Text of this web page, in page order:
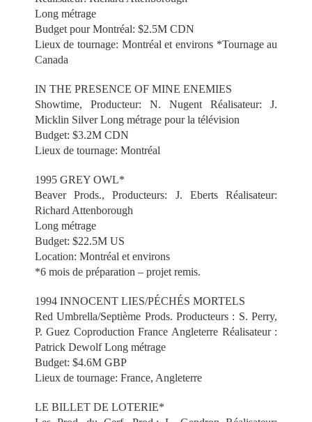
Long métrage
Budget pour Montréal: $2.5M CDN
Lieux de tournage: Montréal et environs *Tournage au
Canada
IN THE PRESENCE OF MINE ENEMIES
Showtime, Producteur: N. Nugent Réalisateur: J.
Micklin Silver Long métrage pour la télévision
Budget: $3.2M CDN
Lieux de tournage: Montréal
1995 GREY OWL*
Beaver Prods., Producteurs: J. Eberts Réalisateur:
Richard Attenborough
Long métrage
Budget: $22.5M US
Location: Montréal et environs
*6 mois de préparation – projet remis.
1994 INNOCENT LIES/PÉCHÉS MORTELS
Red Umbrella/Septième Prods. Producteurs : S. Perry,
P. Guez Coproduction France Angleterre Réalisateur :
Patrick Dewolf Long métrage
Budget: $4.6M GBP
Lieux de tournage: France, Angleterre
LE BILLET DE LOTERIE*